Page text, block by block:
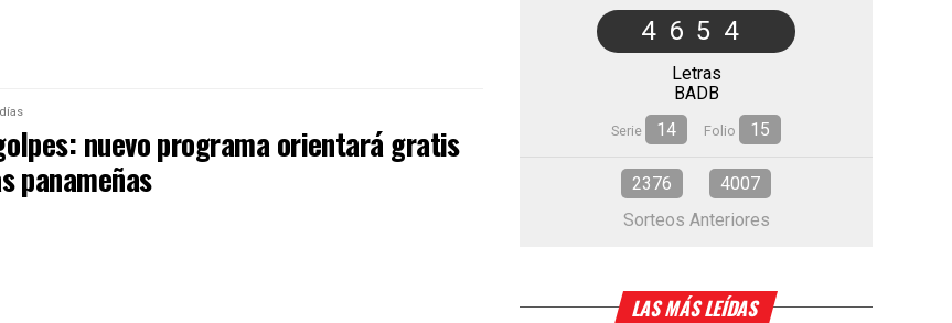
nuevo programa orientará gratis
panameñas
4654
Letras
BADB
Serie 14 Folio 15
2376
4007
Sorteos Anteriores
LAS MÁS LEÍDAS